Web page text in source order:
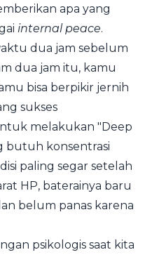
apa yang
internal peace.
dua jam sebelum
dua jam itu, kamu
bisa berpikir jernih
sukses
melakukan "Deep
butuh konsentrasi
paling segar setelah
HP, baterainya baru
belum panas karena
psikologis saat kita